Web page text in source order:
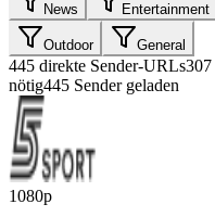
News Entertainment
Outdoor General
445 direkte Sender-URLs307
nötig445 Sender geladen
1080p